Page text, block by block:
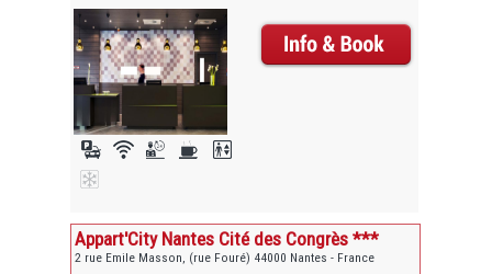
Appart'City Nantes Cité des Congrès ***
2 rue Emile Masson, (rue Fouré) 44000 Nantes - France